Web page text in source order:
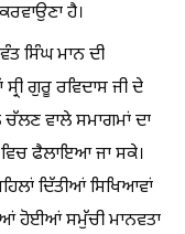
ਹੈ।
ਸਿੰਘ ਮਾਨ ਦੀ
ਗੁਰੂ ਰਵਿਦਾਸ ਜੀ ਦੇ
ਚੱਲਣ ਵਾਲੇ ਸਮਾਗਮਾਂ ਦਾ
ਫੈਲਾਇਆ ਜਾ ਸਕੇ।
ਦਿੱਤੀਆਂ ਸਿਖਿਆਵਾਂ
ਹੋਈਆਂ ਸਮੁੱਚੀ ਮਾਨਵਤਾ